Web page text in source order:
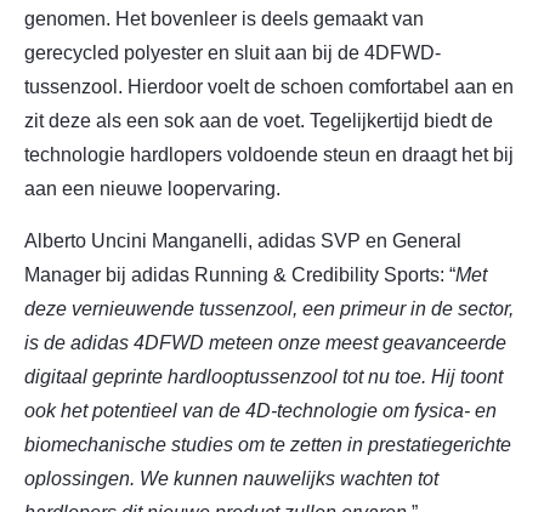
genomen. Het bovenleer is deels gemaakt van
gerecycled polyester en sluit aan bij de 4DFWD-
tussenzool. Hierdoor voelt de schoen comfortabel aan en
zit deze als een sok aan de voet. Tegelijkertijd biedt de
technologie hardlopers voldoende steun en draagt het bij
aan een nieuwe loopervaring.
Alberto Uncini Manganelli, adidas SVP en General
Manager bij adidas Running & Credibility Sports: “Met
deze vernieuwende tussenzool, een primeur in de sector,
is de adidas 4DFWD meteen onze meest geavanceerde
digitaal geprinte hardlooptussenzool tot nu toe. Hij toont
ook het potentieel van de 4D-technologie om fysica- en
biomechanische studies om te zetten in prestatiegerichte
oplossingen. We kunnen nauwelijks wachten tot